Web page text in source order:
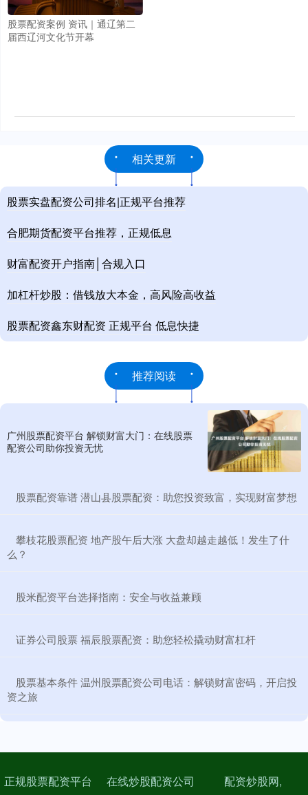
股票配资案例 资讯｜通辽第二
届西辽河文化节开幕
相关更新
股票实盘配资公司排名|正规平台推荐
合肥期货配资平台推荐，正规低息
财富配资开户指南│合规入口
加杠杆炒股：借钱放大本金，高风险高收益
股票配资鑫东财配资 正规平台 低息快捷
推荐阅读
广州股票配资平台 解锁财富大门：在线股票
配资公司助你投资无忧
​股票配资靠谱 潜山县股票配资：助您投资致富，实现财富梦想
​攀枝花股票配资 地产股午后大涨 大盘却越走越低！发生了什
么？
​股米配资平台选择指南：安全与收益兼顾
​证券公司股票 福辰股票配资：助您轻松撬动财富杠杆
​股票基本条件 温州股票配资公司电话：解锁财富密码，开启投
资之旅
正规股票配资平台 在线炒股配资公司 配资炒股网,